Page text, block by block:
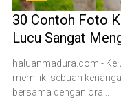
30 Contoh Foto
Lucu Sangat
haluanmadura.com -
memiliki sebuah
bersama dengan ora...